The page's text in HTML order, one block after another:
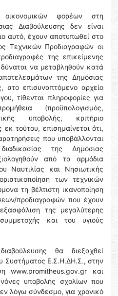
φορέων στη
Διαβούλευσης δεν είναι
αυτό, έχουν αποτυπωθεί στο
Τεχνικών Προδιαγραφών οι
της επικείμενης
να μεταβληθούν κατά
της Δημόσιας
στο επισυναπτόμενο αρχείο
τίθενται πληροφορίες για
(προϋπολογισμός,
υποβολής, κριτήριο
τούτου, επισημαίνεται ότι,
που υποβάλλονται
της Δημόσιας
από τα αρμόδια
Ναυτιλίας και Νησιωτικής
των τεχνικών
τη βέλτιστη ικανοποίηση
προδιαγραφών που έχουν
της μεγαλύτερης
και του υγιούς
θα διεξαχθεί
Συστήματος Ε.Σ.Η.ΔΗ.Σ., στην
www.promitheus.gov.gr και
υποβολής σχολίων που
λόγω σύνδεσμο, για χρονικό